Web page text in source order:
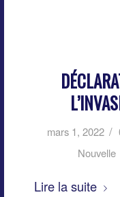
mars 1, 2022 /
Nouvelle
Lire la suite